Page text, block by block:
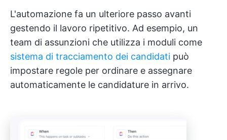
L'automazione fa un ulteriore passo avanti
gestendo il lavoro ripetitivo. Ad esempio, un
team di assunzioni che utilizza i moduli come
sistema di tracciamento dei candidati può
impostare regole per ordinare e assegnare
automaticamente le candidature in arrivo.